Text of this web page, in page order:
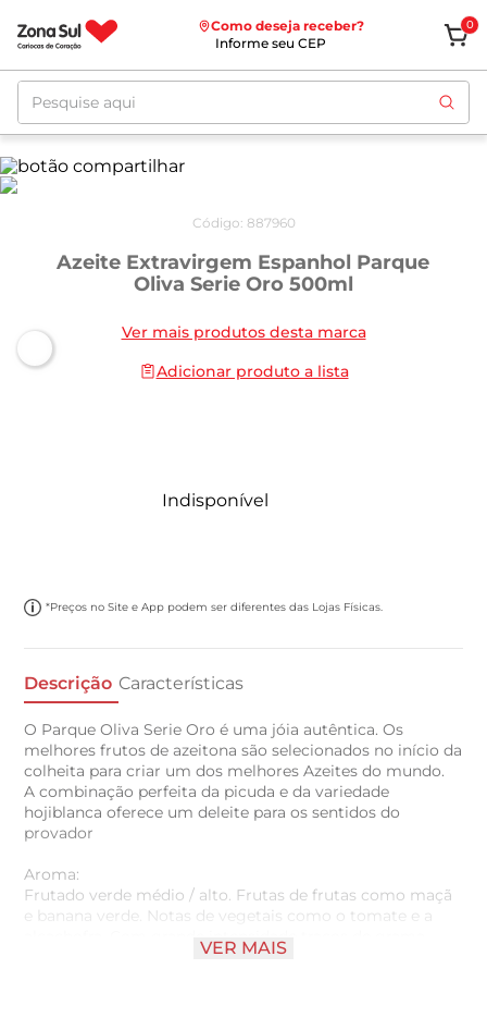
Como deseja receber?
Informe seu CEP
0
Pesquise aqui
Código: 887960
Azeite Extravirgem Espanhol Parque
Oliva Serie Oro 500ml
Ver mais produtos desta marca
Adicionar produto a lista
Indisponível
*Preços no Site e App podem ser diferentes das Lojas Físicas.
Descrição Características
O Parque Oliva Serie Oro é uma jóia autêntica. Os
melhores frutos de azeitona são selecionados no início da
colheita para criar um dos melhores Azeites do mundo.
A combinação perfeita da picuda e da variedade
hojiblanca oferece um deleite para os sentidos do
provador
Aroma:
Frutado verde médio / alto. Frutas de frutas como maçã
e banana verde. Notas de vegetais como o tomate e a
alcachofra. Com grande intensidade traços de grama
recém-cortada e amêndoa verde podem ser detectados.
VER MAIS